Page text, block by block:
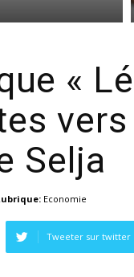
«
Selja
Economie
Tweeter sur twitter